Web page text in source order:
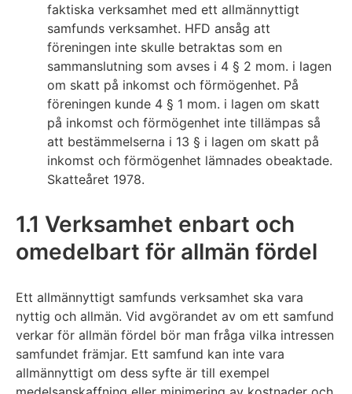
faktiska verksamhet med ett allmännyttigt
samfunds verksamhet. HFD ansåg att
föreningen inte skulle betraktas som en
sammanslutning som avses i 4 § 2 mom. i lagen
om skatt på inkomst och förmögenhet. På
föreningen kunde 4 § 1 mom. i lagen om skatt
på inkomst och förmögenhet inte tillämpas så
att bestämmelserna i 13 § i lagen om skatt på
inkomst och förmögenhet lämnades obeaktade.
Skatteåret 1978.
1.1 Verksamhet enbart och
omedelbart för allmän fördel
Ett allmännyttigt samfunds verksamhet ska vara
nyttig och allmän. Vid avgörandet av om ett samfund
verkar för allmän fördel bör man fråga vilka intressen
samfundet främjar. Ett samfund kan inte vara
allmännyttigt om dess syfte är till exempel